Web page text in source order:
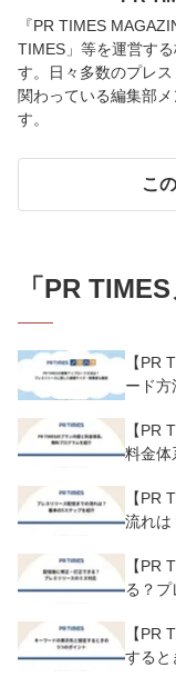
『PR TIMES
TIMES」等を運営す
す。日々多数のプレ
関わっている編集部
す。
こ
「PR
【PR
ード方
【PR
料金体
【PR
流れは
【PR
る？プ
【PR
すると